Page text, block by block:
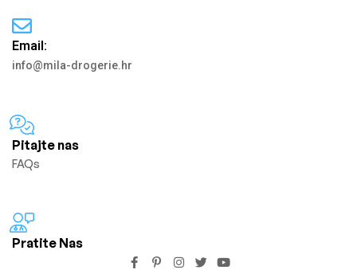
Email:
info@mila-drogerie.hr
Pitajte nas
FAQs
Pratite Nas